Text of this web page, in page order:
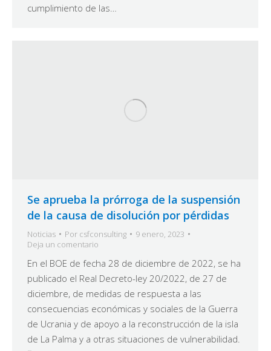
cumplimiento de las…
Se aprueba la prórroga de la suspensión
de la causa de disolución por pérdidas
Noticias Por csfconsulting
9 enero, 2023
Deja un comentario
En el BOE de fecha 28 de diciembre de 2022, se ha
publicado el Real Decreto-ley 20/2022, de 27 de
diciembre, de medidas de respuesta a las
consecuencias económicas y sociales de la Guerra
de Ucrania y de apoyo a la reconstrucción de la isla
de La Palma y a otras situaciones de vulnerabilidad.